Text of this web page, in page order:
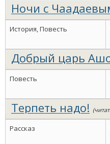
Ночи с
История, Повесть
Добрый царь
Повесть
Терпеть надо!
Рассказ